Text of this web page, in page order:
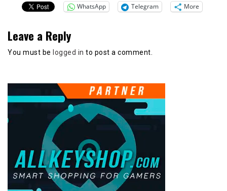
WhatsApp Telegram More
Leave a Reply
You must be logged in to post a comment.